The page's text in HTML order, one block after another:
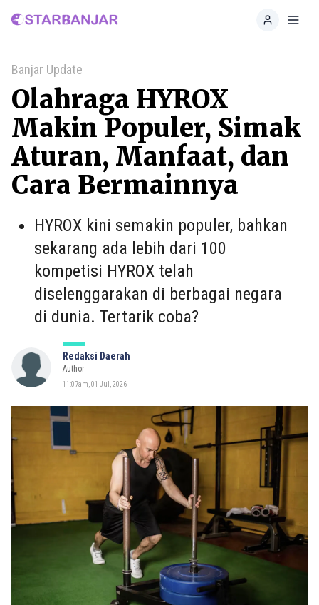
Home
Banjar Update
Olahraga HYROX
Makin Populer, Simak
Aturan, Manfaat, dan
Cara Bermainnya
HYROX kini semakin populer, bahkan
sekarang ada lebih dari 100
kompetisi HYROX telah
diselenggarakan di berbagai negara
di dunia. Tertarik coba?
Redaksi Daerah
Author
11:07am, 01 Jul, 2026